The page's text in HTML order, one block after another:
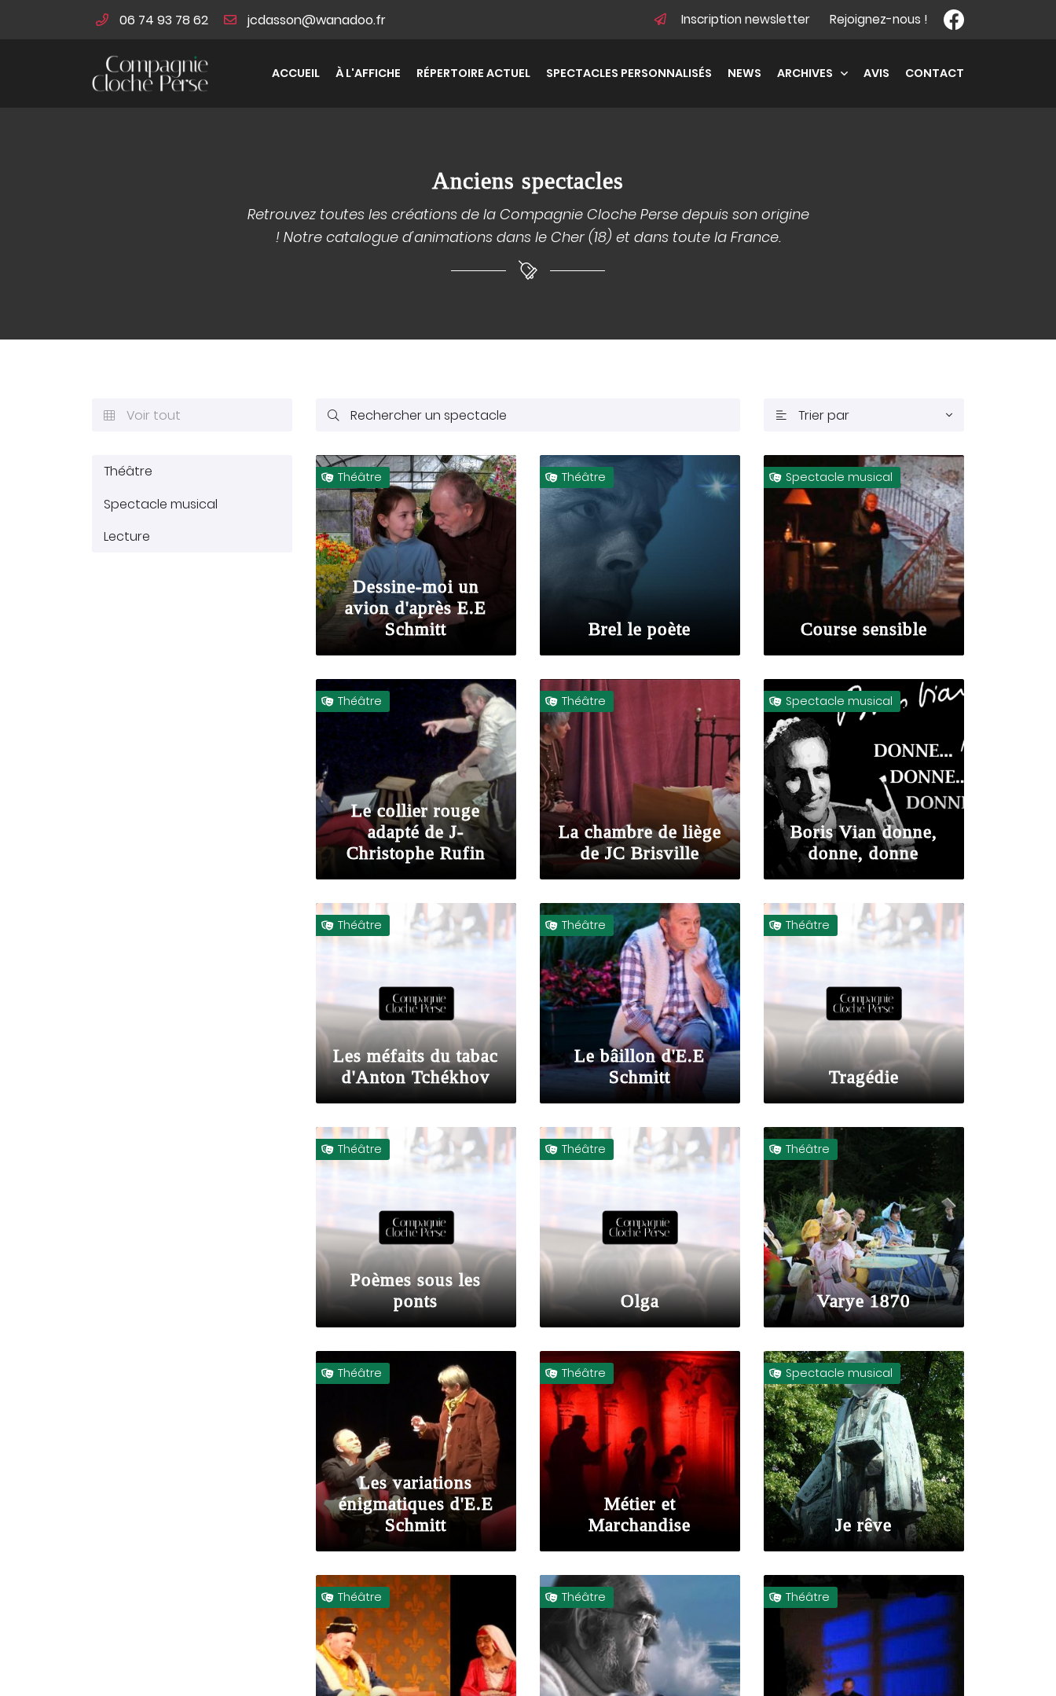
06 74 93 78 62 Inscription newsletter Rejoignez-nous !
ACCUEIL À L'AFFICHE RÉPERTOIRE ACTUEL SPECTACLES PERSONNALISÉS NEWS ARCHIVES AVIS CONTACT
18000 BOURGES
06 74 93 78 62
INSCRIPTION
Anciens spectacles
Retrouvez toutes les créations de la Compagnie Cloche Perse depuis son origine
! Notre catalogue d'animations dans le Cher (18) et dans toute la France.
 Voir tout
Théâtre
Spectacle musical
Lecture
  Trier par
 Théâtre
Dessine-moi un
avion d'après E.E
Schmitt
 Théâtre
Brel le poète
 Spectacle musical
Course sensible
 Théâtre
Le collier rouge
adapté de J-
Christophe Rufin
 Théâtre
La chambre de liège
de JC Brisville
 Spectacle musical
Boris Vian donne,
donne, donne
 Théâtre
Les méfaits du tabac
d'Anton Tchékhov
 Théâtre
Le bâillon d'E.E
Schmitt
 Théâtre
Tragédie
 Théâtre
Poèmes sous les
ponts
 Théâtre
Olga
 Théâtre
Varye 1870
 Théâtre
Les variations
énigmatiques d'E.E
Schmitt
 Théâtre
Métier et
Marchandise
 Spectacle musical
Je rêve
 Théâtre  Théâtre  Théâtre